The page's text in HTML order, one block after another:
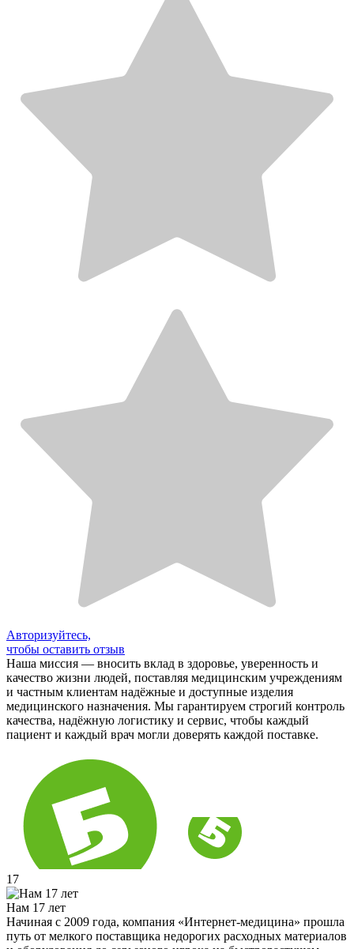
Авторизуйтесь,
чтобы оставить отзыв
Наша миссия — вносить вклад в здоровье, уверенность и
качество жизни людей, поставляя медицинским учреждениям
и частным клиентам надёжные и доступные изделия
медицинского назначения. Мы гарантируем строгий контроль
качества, надёжную логистику и сервис, чтобы каждый
пациент и каждый врач могли доверять каждой поставке.
17
Нам 17 лет
Начиная с 2009 года, компания «Интернет-медицина» прошла
путь от мелкого поставщика недорогих расходных материалов